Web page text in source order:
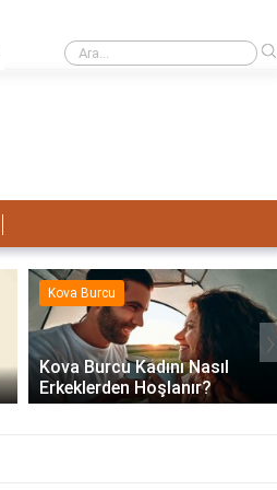
Terazi Erkeği Nasıl Sevişir?
Kova Burcu
Kova Burcu Kadını Nasıl
Erkeklerden Hoşlanır?
›